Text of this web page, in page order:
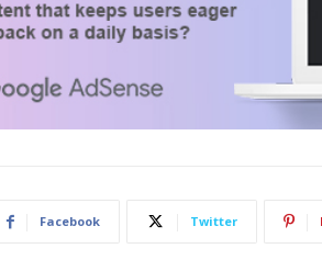
Facebook Twitter